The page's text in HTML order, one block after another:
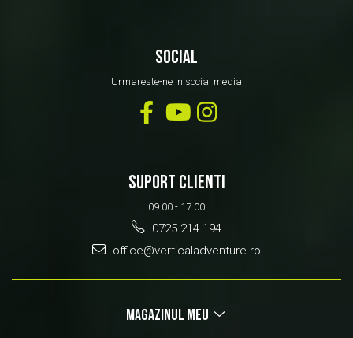
SOCIAL
Urmareste-ne in social media
SUPORT CLIENTI
09.00 - 17.00
0725 214 194
office@verticaladventure.ro
MAGAZINUL MEU